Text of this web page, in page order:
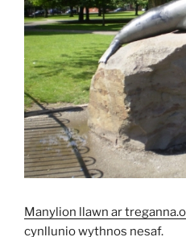
Manylion llawn ar
cynllunio wythnos nesaf.